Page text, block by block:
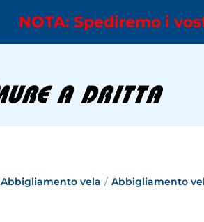
NOTA: Spediremo i
Abbigliamento vela / Abbigliamento